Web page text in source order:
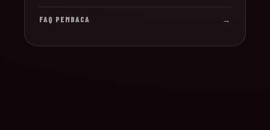
FAQ PEMBACA →